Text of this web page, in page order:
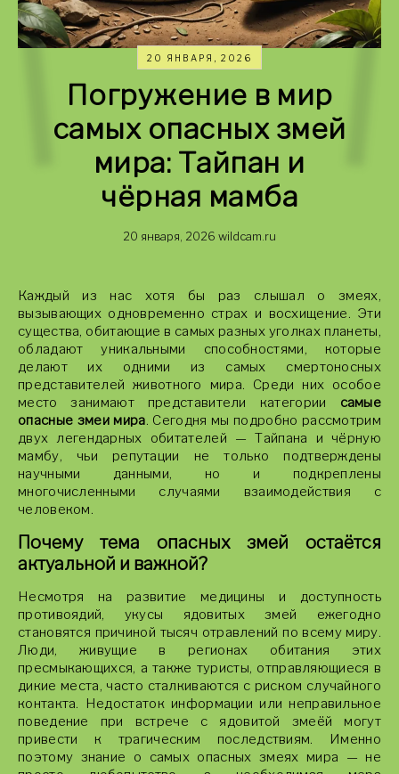
20 ЯНВАРЯ, 2026
Погружение в мир
самых опасных змей
мира: Тайпан и
чёрная мамба
20 января, 2026 wildcam.ru
Каждый из нас хотя бы раз слышал о змеях,
вызывающих одновременно страх и восхищение. Эти
существа, обитающие в самых разных уголках планеты,
обладают уникальными способностями, которые
делают их одними из самых смертоносных
представителей животного мира. Среди них особое
место занимают представители категории самые
опасные змеи мира. Сегодня мы подробно рассмотрим
двух легендарных обитателей — Тайпана и чёрную
мамбу, чьи репутации не только подтверждены
научными данными, но и подкреплены
многочисленными случаями взаимодействия с
человеком.
Почему тема опасных змей остаётся
актуальной и важной?
Несмотря на развитие медицины и доступность
противоядий, укусы ядовитых змей ежегодно
становятся причиной тысяч отравлений по всему миру.
Люди, живущие в регионах обитания этих
пресмыкающихся, а также туристы, отправляющиеся в
дикие места, часто сталкиваются с риском случайного
контакта. Недостаток информации или неправильное
поведение при встрече с ядовитой змеёй могут
привести к трагическим последствиям. Именно
поэтому знание о самых опасных змеях мира — не